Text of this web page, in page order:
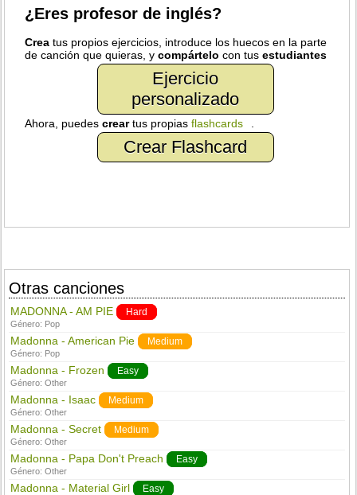
¿Eres profesor de inglés?
Crea tus propios ejercicios, introduce los huecos en la parte
de canción que quieras, ycompártelo con tusestudiantes
Ejercicio
personalizado
Ahora, puedescreartus propiasflashcards
Crear Flashcard
Otras canciones
MADONNA - AM PIE Hard
Género: Pop
Madonna - American Pie Medium
Género: Pop
Madonna - Frozen Easy
Género:Other
Madonna - Isaac Medium
Género:Other
Madonna - Secret Medium
Género:Other
Madonna - Papa Don't Preach Easy
Género:Other
Madonna - Material Girl Easy